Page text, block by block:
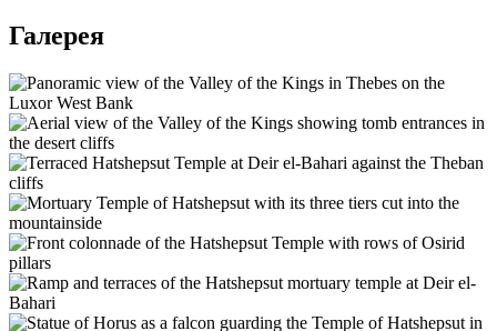
Галерея